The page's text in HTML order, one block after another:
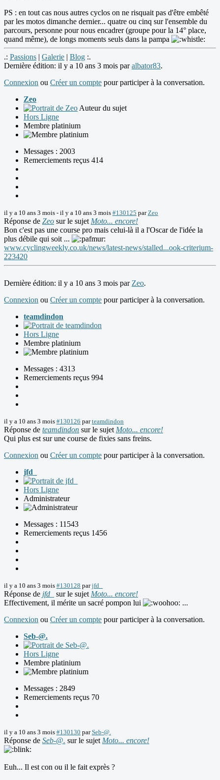
PS : en tout cas nous autres cyclos on ne risquait pas d'être embêté
par les motos dimanche dernier... quatre ou cinq sur l'ensemble du
parcours, personne pour nous encadrer (groupe pour la 14° place,
quand même), de longs moments seuls dans la pampa
.: Passions | Galerie | Blog :.
Dernière édition: il y a 10 ans 3 mois paralbator83.
Connexion ou Créer un compte pour participer à la conversation.
Zeo
Auteur du sujet
Hors Ligne
Membre platinium
Messages : 2003
Remerciements reçus 414
il y a 10 ans 3 mois - il y a 10 ans 3 mois #130125 parZeo
Réponse de Zeo sur le sujet Moto... encore!
Bon c'est pas une course pro mais celui-là il a l'Oscar de l'idée la
plus débile qui soit ...
www.cyclingweekly.co.uk/news/latest-news/stalled...ook-criterium-
223420
Dernière édition: il y a 10 ans 3 mois par Zeo.
Connexion ou Créer un compte pour participer à la conversation.
teamdindon
Hors Ligne
Membre platinium
Messages : 4313
Remerciements reçus 994
il y a 10 ans 3 mois #130126 parteamdindon
Réponse de teamdindon sur le sujet Moto... encore!
Qui plus est sur une course de fixies sans freins.
Connexion ou Créer un compte pour participer à la conversation.
jfd_
Hors Ligne
Administrateur
Messages : 11543
Remerciements reçus 1456
il y a 10 ans 3 mois #130128 parjfd_
Réponse de jfd_ sur le sujet Moto... encore!
Effectivement, il mérite un sacré pompon lui
...
Connexion ou Créer un compte pour participer à la conversation.
Seb-@.
Hors Ligne
Membre platinium
Messages : 2849
Remerciements reçus 70
il y a 10 ans 3 mois #130130 parSeb-@.
Réponse de Seb-@. sur le sujet Moto... encore!
Euh... Il est con ou il le fait exprès ?